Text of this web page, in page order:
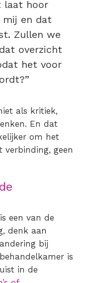
laat hoor
en dat
Zullen we
overzicht
het voor
als kritiek,
En dat
om het
verbinding, geen
is een van de
, denk aan
bij
is
in de